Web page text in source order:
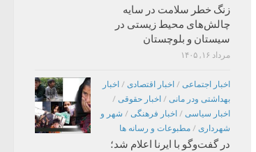
زنگ خطر سلامت در سایه
چالش‌های محیط زیستی در
سیستان و بلوچستان
مرداد ۱۶, ۱۴۰۵
اخبار اجتماعی / اخبار اقتصادی / اخبار
بهداشتی ودر مانی / اخبار حقوقی /
اخبار سیاسی / اخبار فرهنگی / شهر و
شهرداری / مطبوعات و رسانه ها
در گفت‌وگو با ایرنا اعلام شد؛